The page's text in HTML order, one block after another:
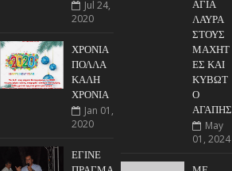
Jul 24,
2020
ΧΡΟΝΙΑ
ΠΟΛΛΑ
ΚΑΛΗ
ΧΡΟΝΙΑ
Jan 01,
2020
ΕΓΙΝΕ
ΑΓΙΑ
ΛΑΥΡΑ
ΣΤΟΥΣ
ΜΑΧΗΤ
ΕΣ ΚΑΙ
ΚΥΒΩΤ
Ο
ΑΓΑΠΗΣ
May
01, 2024